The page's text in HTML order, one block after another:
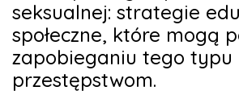
seksualnej: strategie
społeczne, które mogą
zapobieganiu tego typu
przestępstwom.